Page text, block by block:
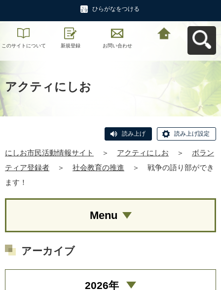
ひらがなをつける
このサイトについて 新規登録 お問い合わせ
アクティにしお
読み上げ 読み上げ設定
にしお市民活動情報サイト ＞ アクティにしお ＞
ボラン
ティア登録者
＞ 社会教育の推進 ＞
戦争の語り部ができ
ます！
Menu
アーカイブ
2026年